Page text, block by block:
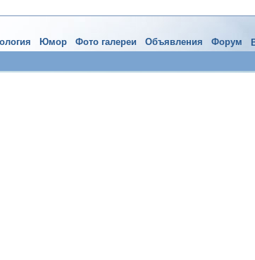
Юмор Фото галереи Объявления Форум